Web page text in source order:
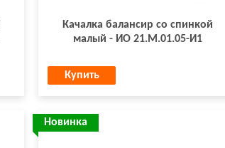
Качалка балансир со спинкой
малый - ИО 21.М.01.05-И1
Купить
Новинка